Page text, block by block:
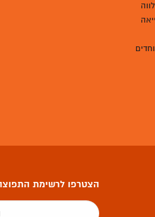
הצטרפו לרשימת